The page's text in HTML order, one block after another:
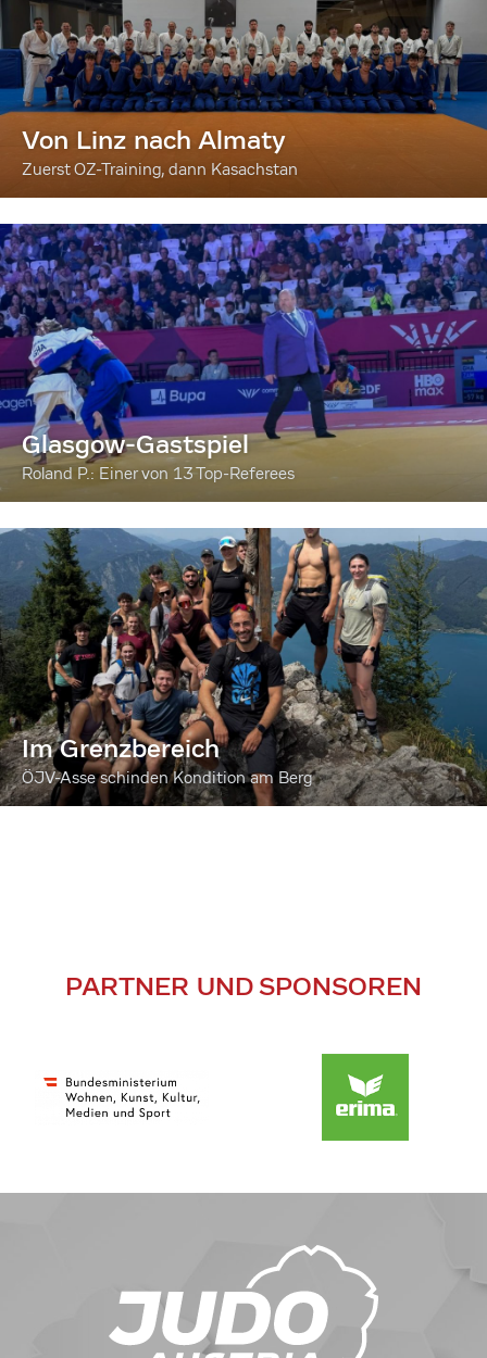
Von Linz nach Almaty
Zuerst OZ-Training, dann Kasachstan
Glasgow-Gastspiel
Roland P.: Einer von 13 Top-Referees
Im Grenzbereich
ÖJV-Asse schinden Kondition am Berg
PARTNER UND SPONSOREN